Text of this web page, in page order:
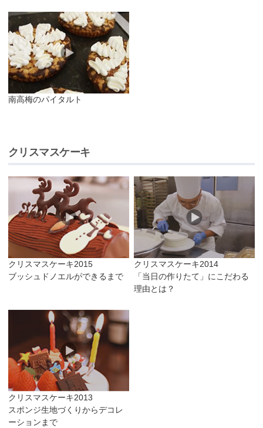
南高梅のパイタルト
クリスマスケーキ
クリスマスケーキ2015
ブッシュドノエルができるまで
クリスマスケーキ2014
「当日の作りたて」にこだわる
理由とは？
クリスマスケーキ2013
スポンジ生地づくりからデコレ
ーションまで